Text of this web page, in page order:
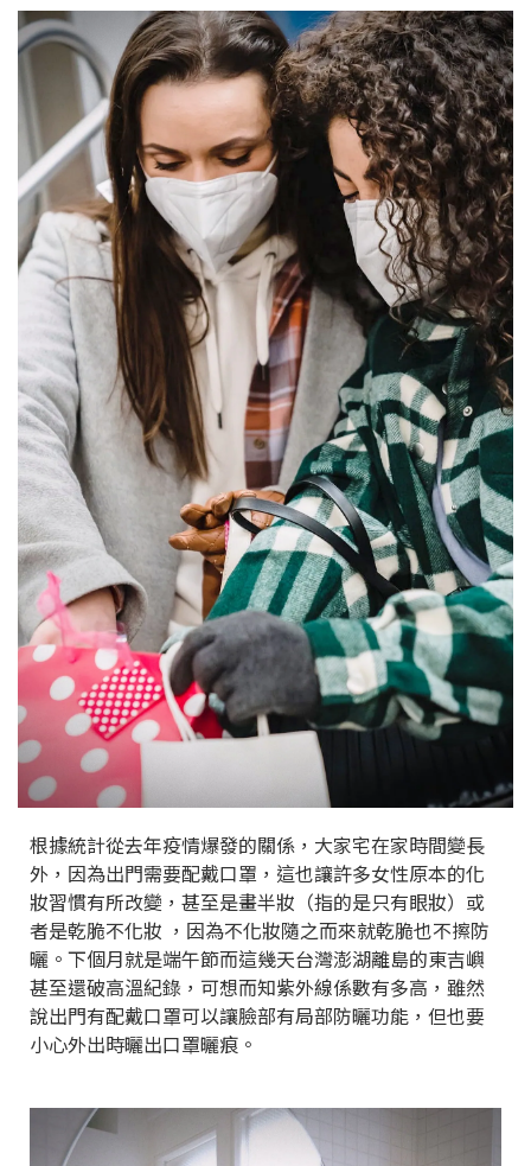
根據統計從去年疫情爆發的關係，大家宅在家時間變長
外，因為出門需要配戴口罩，這也讓許多女性原本的化
妝習慣有所改變，甚至是畫半妝（指的是只有眼妝）或
者是乾脆不化妝 ，因為不化妝隨之而來就乾脆也不擦防
曬。下個月就是端午節而這幾天台灣澎湖離島的東吉嶼
甚至還破高溫紀錄，可想而知紫外線係數有多高，雖然
說出門有配戴口罩可以讓臉部有局部防曬功能，但也要
小心外出時曬出口罩曬痕。